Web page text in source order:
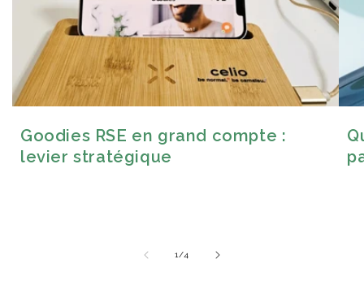
Goodies RSE en grand compte :
levier stratégique
1/de
4